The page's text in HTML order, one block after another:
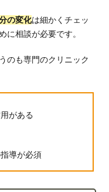
の変化は細かくチェッ
に相談が必要です。
のも専門のクリニック
がある
導が必須